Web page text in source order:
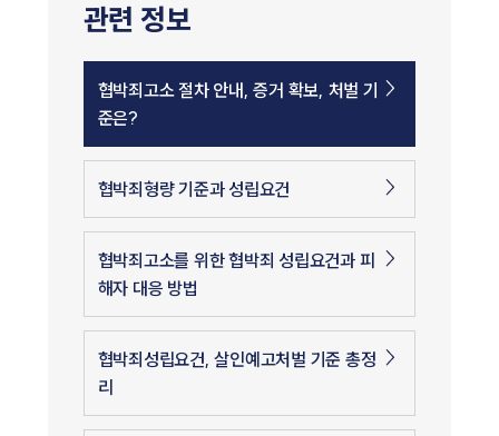
관련 정보
협박죄고소 절차 안내, 증거 확보, 처벌 기
준은?
협박죄형량 기준과 성립요건
협박죄고소를 위한 협박죄 성립요건과 피
해자 대응 방법
협박죄성립요건, 살인예고처벌 기준 총정
리